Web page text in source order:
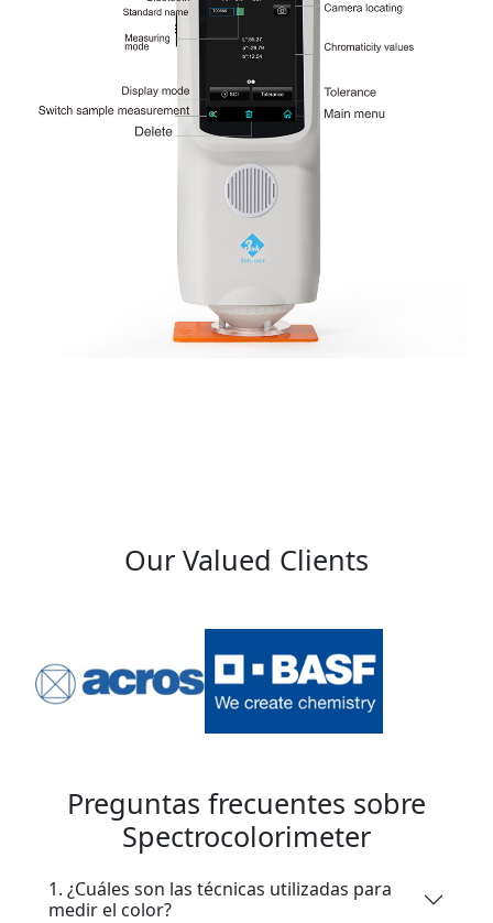
Our Valued Clients
Preguntas frecuentes sobre
Spectrocolorimeter
1. ¿Cuáles son las técnicas utilizadas para
medir el color?